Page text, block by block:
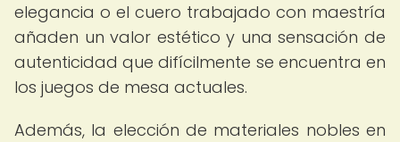
elegancia o el cuero trabajado con maestría
añaden un valor estético y una sensación de
autenticidad que difícilmente se encuentra en
los juegos de mesa actuales.
Además, la elección de materiales nobles en